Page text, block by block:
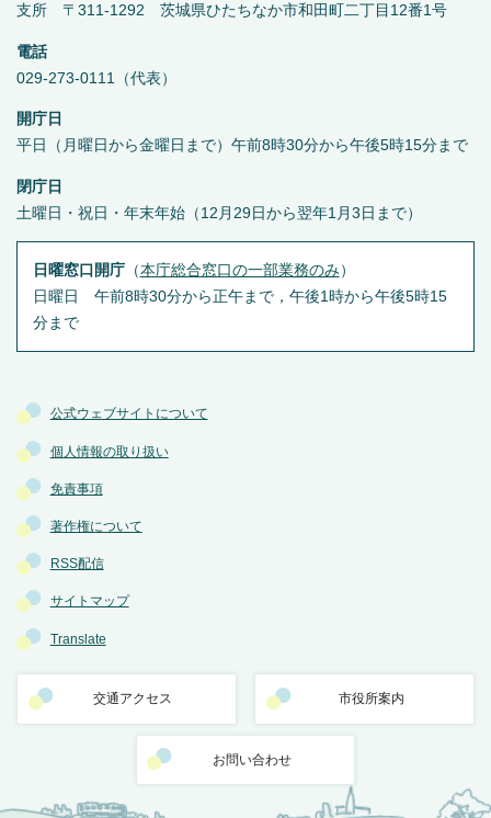
公式ウェブサイトについて
個人情報の取り扱い
免責事項
著作権について
RSS配信
サイトマップ
Translate
交通アクセス 市役所案内
お問い合わせ
支所 〒311-1292 茨城県ひたちなか市和田町二丁目12番1号
電話
029-273-0111（代表）
開庁日
平日（月曜日から金曜日まで）午前8時30分から午後5時15分まで
閉庁日
土曜日・祝日・年末年始（12月29日から翌年1月3日まで）
日曜窓口開庁（本庁総合窓口の一部業務のみ ）
日曜日 午前8時30分から正午まで，午後1時から午後5時15
分まで